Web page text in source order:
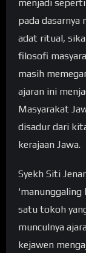
menjadi
pada dasarnya
adat ritual,
filosofi
masih
ajaran ini
Masyarakat
disadur dari
kerajaan Jawa.
Syekh Siti
satu tokoh
munculnya
kejawen